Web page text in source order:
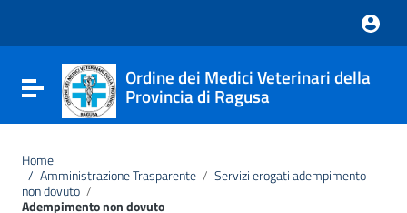
sito
include
di
Vai al footer
Attiva / disattiva la navigazione
Ordine dei Medici Veterinari della
Provincia di Ragusa
Home
/ Amministrazione Trasparente / Servizi erogati adempimento
non dovuto /
Adempimento non dovuto